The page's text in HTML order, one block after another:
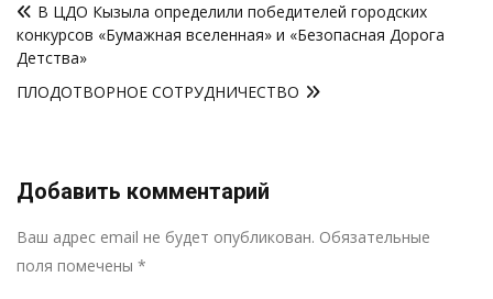
по
записям
В ЦДО Кызыла определили победителей городских
конкурсов «Бумажная вселенная» и «Безопасная Дорога
Детства»
ПЛОДОТВОРНОЕ СОТРУДНИЧЕСТВО
Добавить комментарий
Ваш адрес email не будет опубликован. Обязательные
поля помечены *